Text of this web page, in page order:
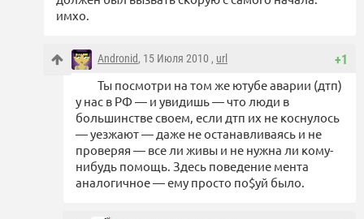
имхо.
+1
Andronid, 15 Июля 2010 , url
Ты посмотри на том же ютубе аварии (дтп)
у нас в РФ — и увидишь — что люди в
большинстве своем, если дтп их не коснулось
— уезжают — даже не останавливаясь и не
проверяя — все ли живы и не нужна ли кому-
нибудь помощь. Здесь поведение мента
аналогичное — ему просто по$уй было.